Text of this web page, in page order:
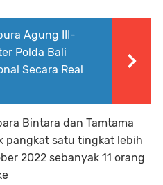
Agung III-
Polda Bali
Secara Real
Bintara dan Tamtama
pangkat satu tingkat lebih
2022 sebanyak 11 orang